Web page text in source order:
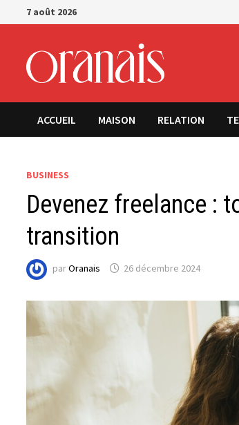
Passer
au
7 août 2026
ACCUEIL MAISON RELATION
BUSINESS
Devenez freelance :
transition
parOranais 26 décembre 2024